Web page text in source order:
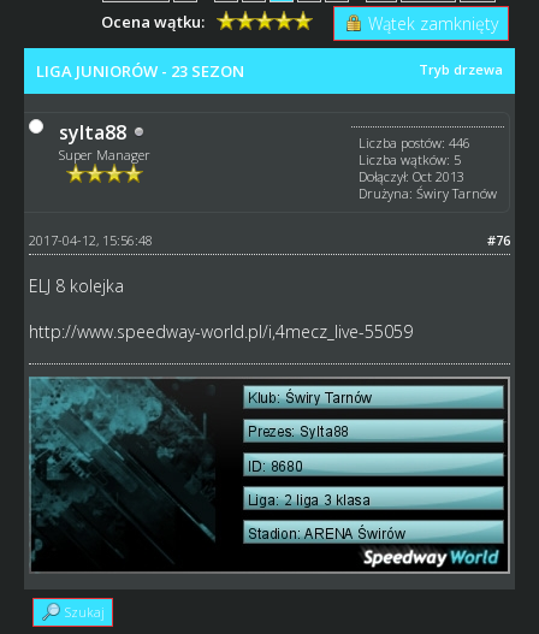
Wątek zamknięty
Ocena wątku:
Tryb drzewa
LIGA JUNIORÓW - 23 SEZON
sylta88
Super Manager
Liczba postów: 446
Liczba wątków: 5
Dołączył: Oct 2013
Drużyna: Świry Tarnów
#76
2017-04-12, 15:56:48
ELJ 8 kolejka
http://www.speedway-world.pl/i,4mecz_live-55059
Szukaj